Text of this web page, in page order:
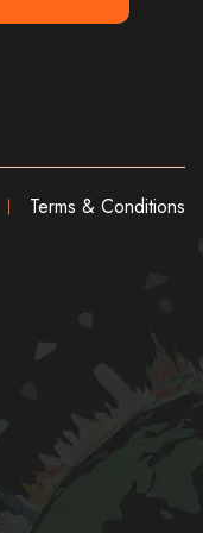
Terms & Conditions